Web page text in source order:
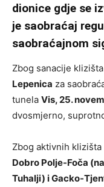
dionice gdje se
je saobraćaj
saobraćajnom
Zbog sanacije
Lepenica za
tunela Vis, 25.
dvosmjerno,
Zbog aktivnih
Dobro Polje-Foča
Tuhalji) i Gacko-